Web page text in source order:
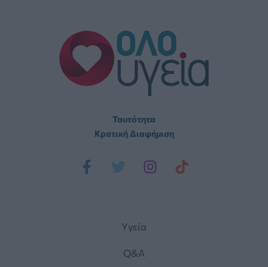
Ταυτότητα
Κρατική Διαφήμιση
Yγεία
Q&A